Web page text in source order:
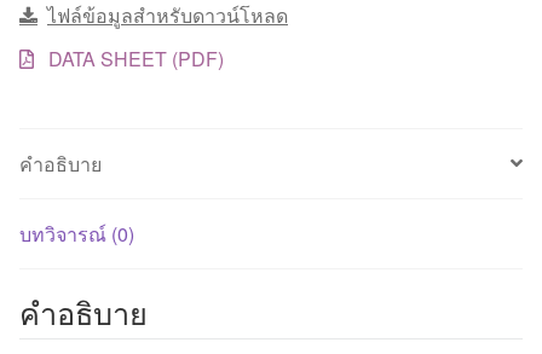
High-
accuracy
ไฟล์ข้อมูลสำหรับดาวน์โหลด
DATA SHEET (PDF)
คำอธิบาย
บทวิจารณ์ (0)
คำอธิบาย